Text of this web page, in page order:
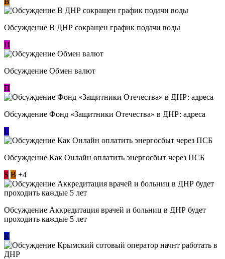
Обсуждение В ДНР сокращен график подачи воды
П
Обсуждение Обмен валют
П
Обсуждение Фонд «Защитники Отечества» в ДНР: адреса
L
Обсуждение ​Как Онлайн оплатить энергосбыт через ПСБ
S В +4
Обсуждение Аккредитация врачей и больниц в ДНР будет
проходить каждые 5 лет
К